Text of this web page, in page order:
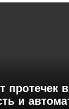
протечек
и